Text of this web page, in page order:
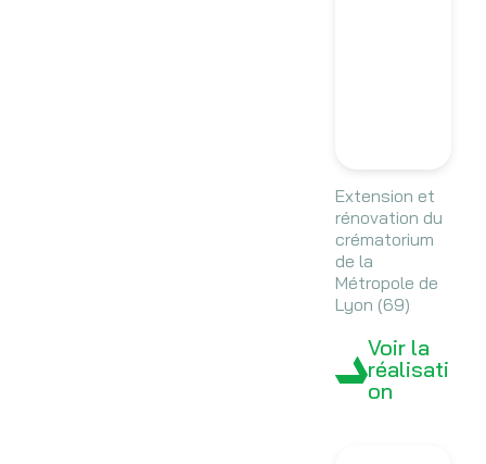
Extension et
rénovation du
crématorium
de la
Métropole de
Lyon (69)
Voir la
réalisati
on